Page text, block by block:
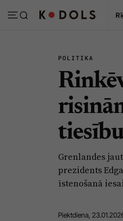
POLITIKA
Grenlandes
prezidents
īstenošanā
Piektdiena,